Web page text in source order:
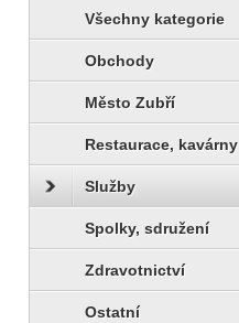
Všechny kategorie
Obchody
Město Zubří
Restaurace, kavárny
Služby
Spolky, sdružení
Zdravotnictví
Ostatní